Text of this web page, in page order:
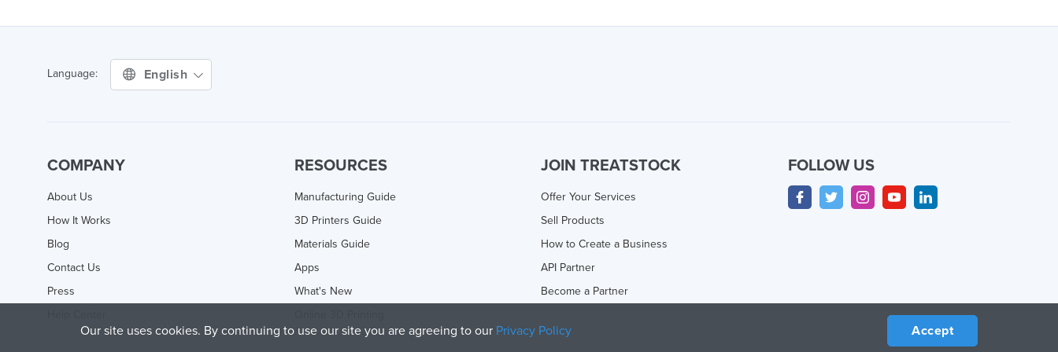
Language: English
COMPANY
About Us
How It Works
Blog
Contact Us
Press
RESOURCES
Manufacturing Guide
3D Printers Guide
Materials Guide
Apps
What's New
JOIN TREATSTOCK
Offer Your Services
Sell Products
How to Create a Business
API Partner
Become a Partner
FOLLOW US
Our site uses cookies. By continuing to use our site you are agreeing to our Privacy Policy Accept